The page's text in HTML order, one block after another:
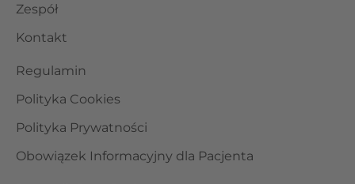
Zespół
Kontakt
Regulamin
Polityka Cookies
Polityka Prywatności
Obowiązek Informacyjny dla Pacjenta